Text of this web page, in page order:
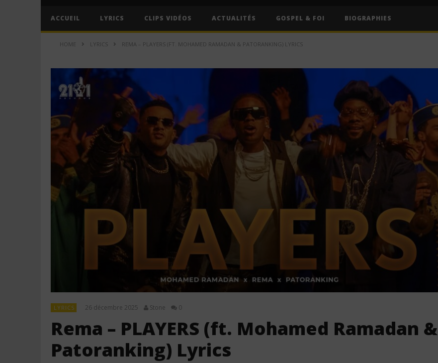
ACCUEIL LYRICS CLIPS VIDÉOS ACTUALITÉS GOSPEL & FOI BIOGRAPHIES
HOME LYRICS REMA – PLAYERS (FT. MOHAMED RAMADAN & PATORANKING) LYRICS
LYRICS 26 décembre 2025 Stone 0
Rema – PLAYERS (ft. Mohamed Ramadan &
Patoranking) Lyrics